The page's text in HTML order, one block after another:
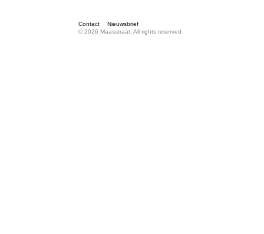
Contact
Nieuwsbrief
© 2026 Maasstraat, All rights reserved